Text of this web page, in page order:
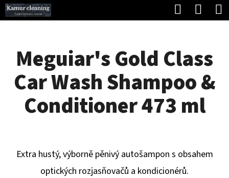
Přejít
na
Hledat
Meguiar's Gold Class
Car Wash Shampoo &
Conditioner 473 ml
Extra hustý, výborně pěnivý autošampon s obsahem
optických rozjasňovačů a kondicionérů.
K
O Zpět
Zpět
O